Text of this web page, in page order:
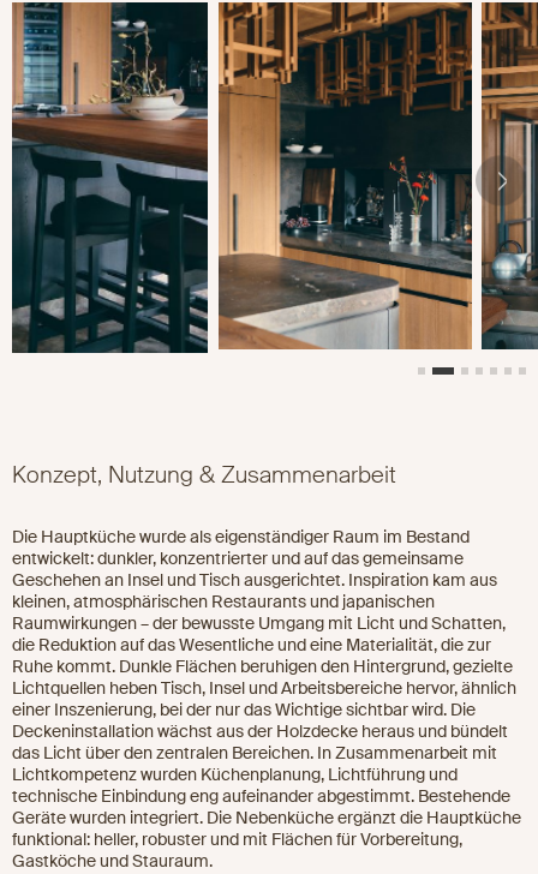
Konzept, Nutzung & Zusammenarbeit
Die Hauptküche wurde als eigenständiger Raum im Bestand
entwickelt: dunkler, konzentrierter und auf das gemeinsame
Geschehen an Insel und Tisch ausgerichtet. Inspiration kam aus
kleinen, atmosphärischen Restaurants und japanischen
Raumwirkungen – der bewusste Umgang mit Licht und Schatten,
die Reduktion auf das Wesentliche und eine Materialität, die zur
Ruhe kommt. Dunkle Flächen beruhigen den Hintergrund, gezielte
Lichtquellen heben Tisch, Insel und Arbeitsbereiche hervor, ähnlich
einer Inszenierung, bei der nur das Wichtige sichtbar wird. Die
Deckeninstallation wächst aus der Holzdecke heraus und bündelt
das Licht über den zentralen Bereichen. In Zusammenarbeit mit
Lichtkompetenz wurden Küchenplanung, Lichtführung und
technische Einbindung eng aufeinander abgestimmt. Bestehende
Geräte wurden integriert. Die Nebenküche ergänzt die Hauptküche
funktional: heller, robuster und mit Flächen für Vorbereitung,
Gastköche und Stauraum.